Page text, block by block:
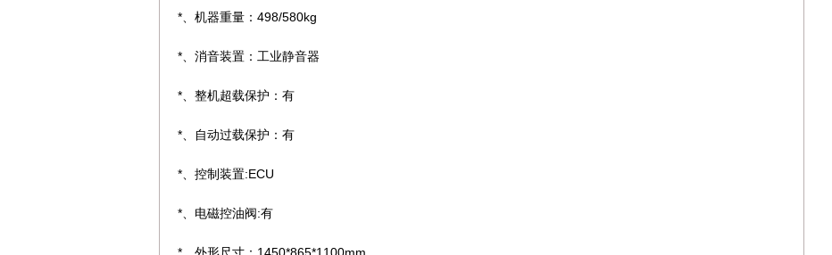
*、机器重量：498/580kg
*、消音装置：工业静音器
*、整机超载保护：有
*、自动过载保护：有
*、控制装置:ECU
*、电磁控油阀:有